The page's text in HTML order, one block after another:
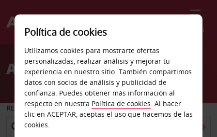
Menú
Welcome
AvisAlquiler de coches Yvetot
RECOGER EN
Política de cookies
Utilizamos cookies para mostrarte ofertas
personalizadas, realizar análisis y mejorar tu
experiencia en nuestro sitio. También compartimos
datos con socios de análisis y publicidad de
confianza. Puedes obtener más información al
respecto en nuestra Política de cookies. Al hacer
clic en ACEPTAR, aceptas el uso que hacemos de las
cookies.